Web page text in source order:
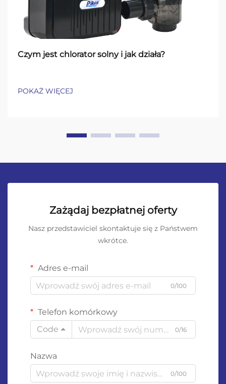
Czym jest chlorator solny i jak działa?
POKAŻ WIĘCEJ
Zażądaj bezpłatnej oferty
Nasz przedstawiciel skontaktuje się z Państwem
wkrótce.
Adres e-mail
0/100
Telefon komórkowy
Code
0/16
Nazwa
0/100